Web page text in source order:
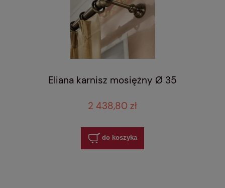
Eliana karnisz mosiężny Ø 35
2 438,80 zł
do koszyka